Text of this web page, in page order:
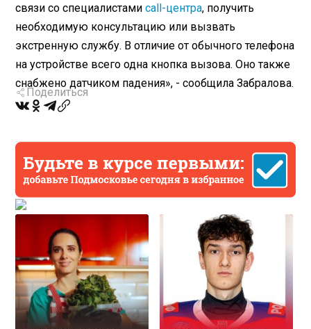
связи со специалистамиcall-центра, получить
необходимую консультацию или вызвать
экстренную службу. В отличие от обычного телефона
на устройстве всего одна кнопка вызова. Оно также
снабжено датчиком падения», - сообщила Забралова.
Поделиться